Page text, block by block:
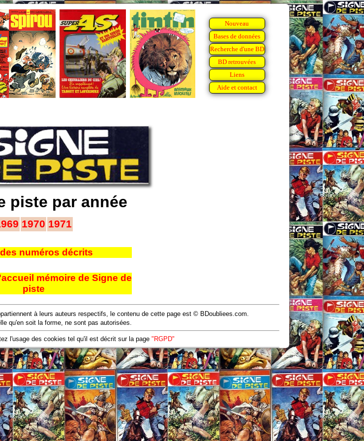
Nouveau
Bases de données
Recherche d'une BD
BD retrouvées
Liens
Aide et contact
piste par année
1970 1971
numéros décrits
mémoire de Signe de
piste
à leurs auteurs respectifs, le contenu de cette page est © BDoubliees.com.
qu'en soit la forme, ne sont pas autorisées.
l'usage des cookies tel qu'il est décrit sur la page "RGPD"